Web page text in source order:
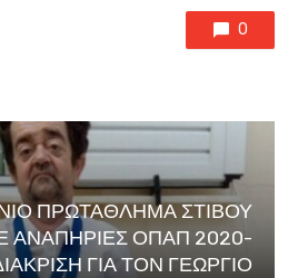
0
ΠΡΩΤΑΘΛΗΜΑ ΣΤΙΒΟΥ
ΑΝΑΠΗΡΙΕΣ ΟΠΑΠ 2020-
ΓΙΑ ΤΟΝ ΓΕΩΡΓΙΟ